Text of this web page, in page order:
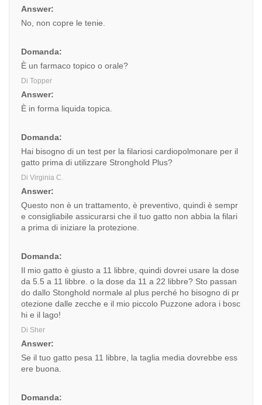
Answer:
No, non copre le tenie.
Domanda:
È un farmaco topico o orale?
Di Topper
Answer:
È in forma liquida topica.
Domanda:
Hai bisogno di un test per la filariosi cardiopolmonare per il
gatto prima di utilizzare Stronghold Plus?
Di Virginia C.
Answer:
Questo non è un trattamento, è preventivo, quindi è sempr
e consigliabile assicurarsi che il tuo gatto non abbia la filari
a prima di iniziare la protezione.
Domanda:
Il mio gatto è giusto a 11 libbre, quindi dovrei usare la dose
da 5.5 a 11 libbre. o la dose da 11 a 22 libbre? Sto passan
do dallo Stonghold normale al plus perché ho bisogno di pr
otezione dalle zecche e il mio piccolo Puzzone adora i bosc
hi e il lago!
Di Sher
Answer:
Se il tuo gatto pesa 11 libbre, la taglia media dovrebbe ess
ere buona.
Domanda: